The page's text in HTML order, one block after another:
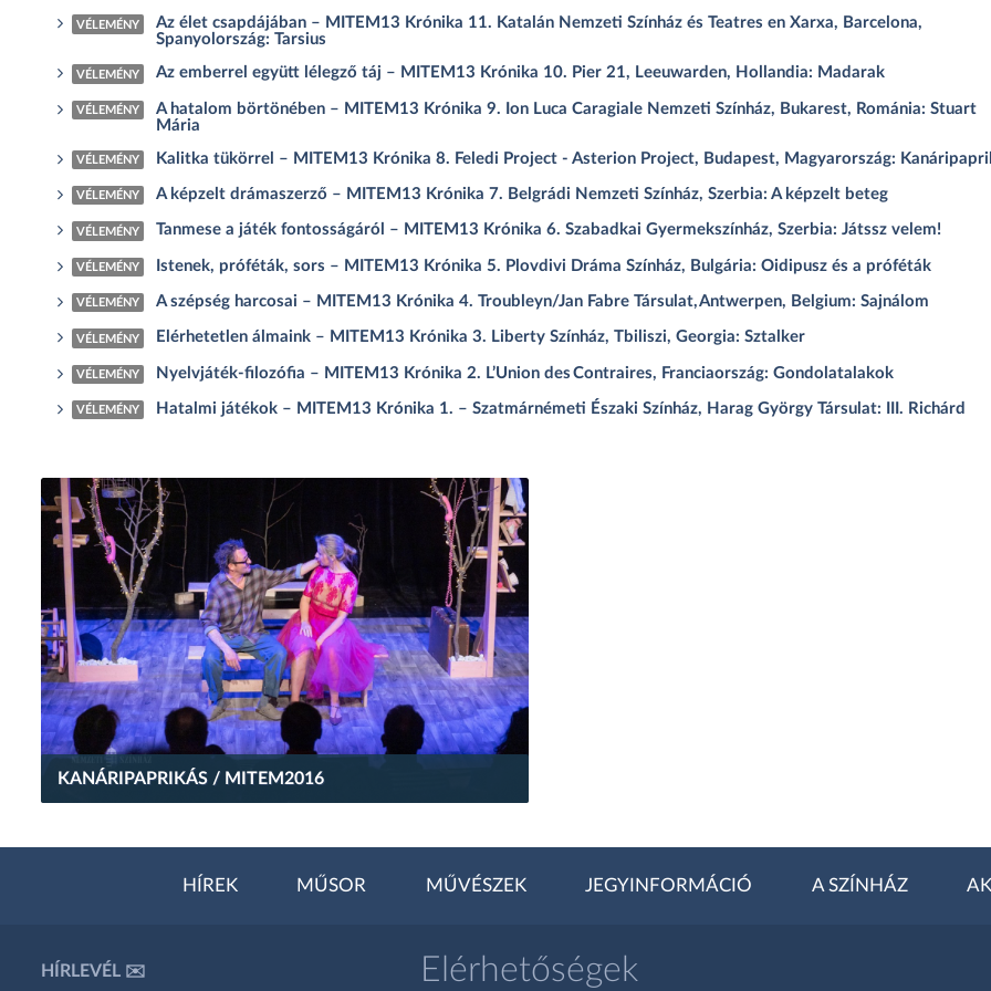
VÉLEMÉNY
Az élet csapdájában – MITEM13 Krónika 11. Katalán Nemzeti Színház és Teatres en Xarxa, Barcelona,
Spanyolország: Tarsius
VÉLEMÉNY Az emberrel együtt lélegző táj – MITEM13 Krónika 10. Pier 21, Leeuwarden, Hollandia: Madarak
VÉLEMÉNY
A hatalom börtönében – MITEM13 Krónika 9. Ion Luca Caragiale Nemzeti Színház, Bukarest, Románia: Stuart
Mária
VÉLEMÉNY Kalitka tükörrel – MITEM13 Krónika 8. Feledi Project - Asterion Project, Budapest, Magyarország:
VÉLEMÉNY A képzelt drámaszerző – MITEM13 Krónika 7. Belgrádi Nemzeti Színház, Szerbia: A képzelt beteg
VÉLEMÉNY Tanmese a játék fontosságáról – MITEM13 Krónika 6. Szabadkai Gyermekszínház, Szerbia: Játssz velem!
VÉLEMÉNY Istenek, próféták, sors – MITEM13 Krónika 5. Plovdivi Dráma Színház, Bulgária: Oidipusz és a próféták
VÉLEMÉNY A szépség harcosai – MITEM13 Krónika 4. Troubleyn/Jan Fabre Társulat, Antwerpen, Belgium: Sajnálom
VÉLEMÉNY Elérhetetlen álmaink – MITEM13 Krónika 3. Liberty Színház, Tbiliszi, Georgia: Sztalker
VÉLEMÉNY Nyelvjáték-filozófia – MITEM13 Krónika 2. L’Union des Contraires, Franciaország: Gondolatalakok
VÉLEMÉNY Hatalmi játékok – MITEM13 Krónika 1. – Szatmárnémeti Északi Színház, Harag György Társulat: III. Richárd
KANÁRIPAPRIKÁS / MITEM2016
HÍREK MŰSOR MŰVÉSZEK JEGYINFORMÁCIÓ A SZÍNHÁZ
HÍRLEVÉL ✉️ Elérhetőségek